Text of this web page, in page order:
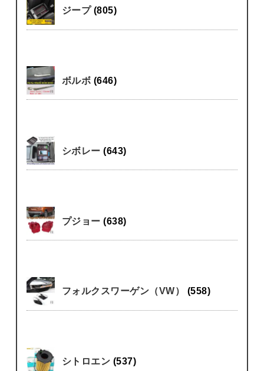
ジープ (805)
ボルボ (646)
シボレー(643)
プジョー(638)
フォルクスワーゲン（VW） (558)
シトロエン (537)